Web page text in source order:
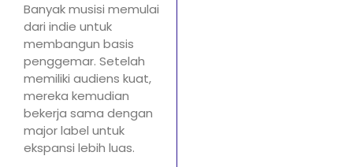
Banyak musisi memulai
dari indie untuk
membangun basis
penggemar. Setelah
memiliki audiens kuat,
mereka kemudian
bekerja sama dengan
major label untuk
ekspansi lebih luas.